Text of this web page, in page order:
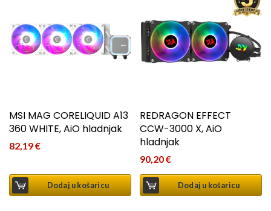
MSI MAG CORELIQUID A13
360 WHITE, AiO hladnjak
82,19€
Dodaj u košaricu
REDRAGON EFFECT
CCW-3000 X, AiO
hladnjak
90,20€
Dodaj u košaricu